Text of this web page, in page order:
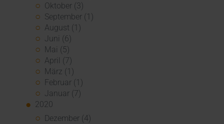
Oktober (3)
September (1)
August (1)
Juni (6)
Mai (5)
April (7)
März (1)
Februar (1)
Januar (7)
2020
Dezember (4)